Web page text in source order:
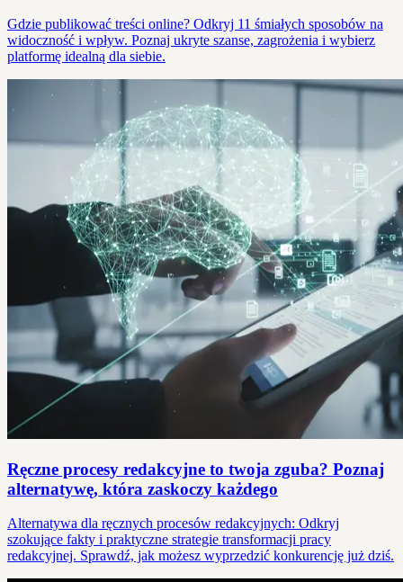
Gdzie publikować treści online? Odkryj 11 śmiałych sposobów na
widoczność i wpływ. Poznaj ukryte szanse, zagrożenia i wybierz
platformę idealną dla siebie.
Ręczne procesy redakcyjne to twoja zguba? Poznaj
alternatywę, która zaskoczy każdego
Alternatywa dla ręcznych procesów redakcyjnych: Odkryj
szokujące fakty i praktyczne strategie transformacji pracy
redakcyjnej. Sprawdź, jak możesz wyprzedzić konkurencję już dziś.